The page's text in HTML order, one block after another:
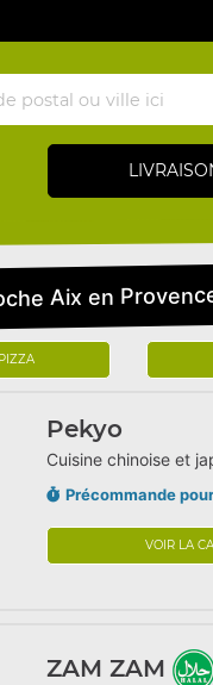
Aix en
PIZZA
Pekyo
Cuisine chinoise et
Précommande
VOIR LA
ZAM ZAM